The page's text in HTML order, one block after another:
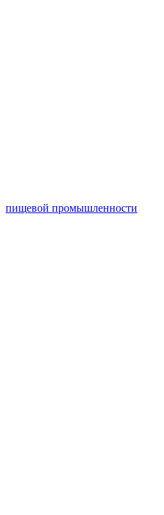
пищевой промышленности